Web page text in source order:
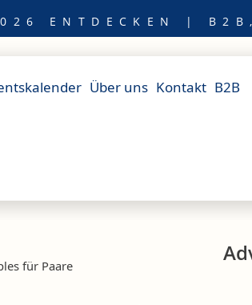
ENTDECKEN |
Über uns Kontakt B2B
für Paare